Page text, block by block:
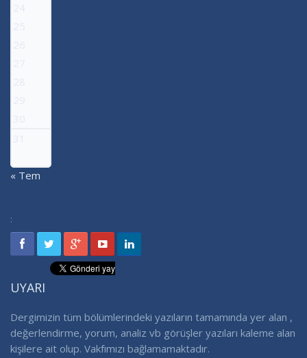
24
25
26
27
28
29
30
31
« Tem
:
UYARI
Dergimizin tüm bölümlerindeki yazıların tamamında yer alan ,
değerlendirme, yorum, analiz vb görüşler yazıları kaleme alan
kişilere ait olup. Vakfımızı bağlamamaktadır.